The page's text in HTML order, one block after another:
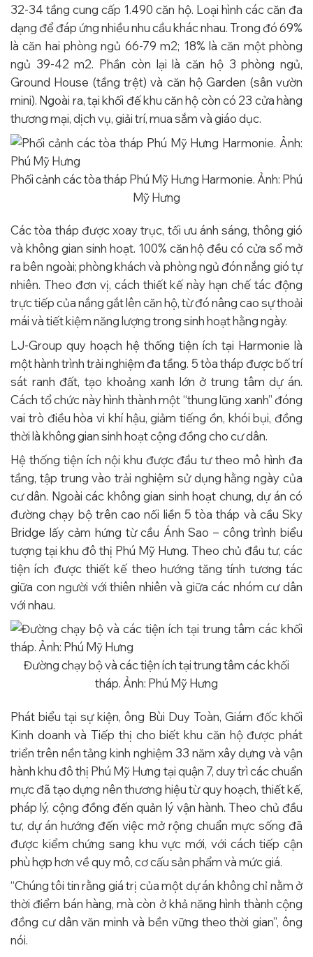
32-34 tầng cung cấp 1.490 căn hộ. Loại hình các căn đa
dạng để đáp ứng nhiều nhu cầu khác nhau. Trong đó 69%
là căn hai phòng ngủ 66-79 m2; 18% là căn một phòng
ngủ 39-42 m2. Phần còn lại là căn hộ 3 phòng ngủ,
Ground House (tầng trệt) và căn hộ Garden (sân vườn
mini). Ngoài ra, tại khối đế khu căn hộ còn có 23 cửa hàng
thương mại, dịch vụ, giải trí, mua sắm và giáo dục.
Phối cảnh các tòa tháp Phú Mỹ Hưng Harmonie. Ảnh: Phú
Mỹ Hưng
Các tòa tháp được xoay trục, tối ưu ánh sáng, thông gió
và không gian sinh hoạt. 100% căn hộ đều có cửa sổ mở
ra bên ngoài; phòng khách và phòng ngủ đón nắng gió tự
nhiên. Theo đơn vị, cách thiết kế này hạn chế tác động
trực tiếp của nắng gắt lên căn hộ, từ đó nâng cao sự thoải
mái và tiết kiệm năng lượng trong sinh hoạt hằng ngày.
LJ-Group quy hoạch hệ thống tiện ích tại Harmonie là
một hành trình trải nghiệm đa tầng. 5 tòa tháp được bố trí
sát ranh đất, tạo khoảng xanh lớn ở trung tâm dự án.
Cách tổ chức này hình thành một “thung lũng xanh” đóng
vai trò điều hòa vi khí hậu, giảm tiếng ồn, khói bụi, đồng
thời là không gian sinh hoạt cộng đồng cho cư dân.
Hệ thống tiện ích nội khu được đầu tư theo mô hình đa
tầng, tập trung vào trải nghiệm sử dụng hằng ngày của
cư dân. Ngoài các không gian sinh hoạt chung, dự án có
đường chạy bộ trên cao nối liền 5 tòa tháp và cầu Sky
Bridge lấy cảm hứng từ cầu Ánh Sao – công trình biểu
tượng tại khu đô thị Phú Mỹ Hưng. Theo chủ đầu tư, các
tiện ích được thiết kế theo hướng tăng tính tương tác
giữa con người với thiên nhiên và giữa các nhóm cư dân
với nhau.
Đường chạy bộ và các tiện ích tại trung tâm các khối
tháp. Ảnh: Phú Mỹ Hưng
Phát biểu tại sự kiện, ông Bùi Duy Toàn, Giám đốc khối
Kinh doanh và Tiếp thị cho biết khu căn hộ được phát
triển trên nền tảng kinh nghiệm 33 năm xây dựng và vận
hành khu đô thị Phú Mỹ Hưng tại quận 7, duy trì các chuẩn
mực đã tạo dựng nên thương hiệu từ quy hoạch, thiết kế,
pháp lý, cộng đồng đến quản lý vận hành. Theo chủ đầu
tư, dự án hướng đến việc mở rộng chuẩn mực sống đã
được kiểm chứng sang khu vực mới, với cách tiếp cận
phù hợp hơn về quy mô, cơ cấu sản phẩm và mức giá.
“Chúng tôi tin rằng giá trị của một dự án không chỉ nằm ở
thời điểm bán hàng, mà còn ở khả năng hình thành cộng
đồng cư dân văn minh và bền vững theo thời gian”, ông
nói.